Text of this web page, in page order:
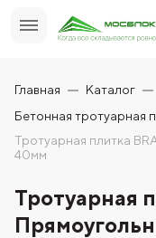
Главная Каталог
Бетонная тротуарная
Тротуарная плитка
40мм
Тротуарная